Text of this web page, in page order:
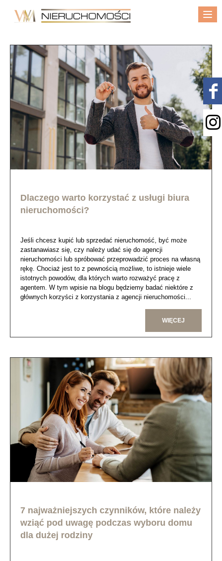
Dlaczego warto korzystać z usługi biura
nieruchomości?
Jeśli chcesz kupić lub sprzedać nieruchomość, być może
zastanawiasz się, czy należy udać się do agencji
nieruchomości lub spróbować przeprowadzić proces na własną
rękę. Chociaż jest to z pewnością możliwe, to istnieje wiele
istotnych powodów, dla których warto rozważyć pracę z
agentem. W tym wpisie na blogu będziemy badać niektóre z
głównych korzyści z korzystania z agencji nieruchomości...
WIĘCEJ
7 najważniejszych czynników, które należy
wziąć pod uwagę podczas wyboru domu
dla dużej rodziny